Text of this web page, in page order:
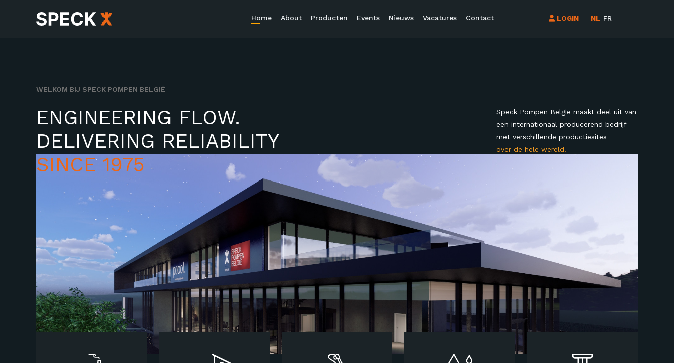
Home About Producten Events Nieuws Vacatures Contact LOGIN NL FR
WELKOM BIJ SPECK POMPEN BELGIË
ENGINEERING FLOW.
DELIVERING RELIABILITY
SINCE 1975
Speck Pompen België maakt deel uit van
een internationaal producerend bedrijf
met verschillende productiesites
over de hele wereld.